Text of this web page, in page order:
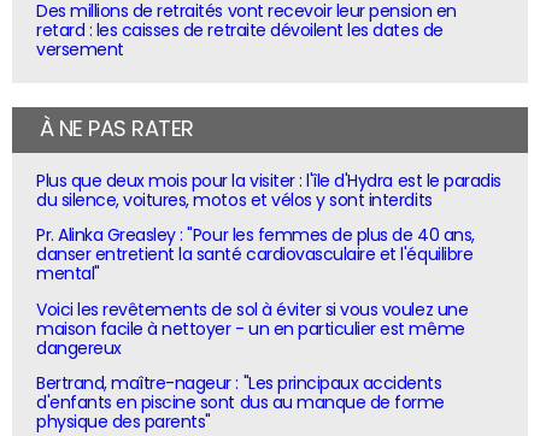
Des millions de retraités vont recevoir leur pension en
retard : les caisses de retraite dévoilent les dates de
versement
À NE PAS RATER
Plus que deux mois pour la visiter : l'île d'Hydra est le paradis
du silence, voitures, motos et vélos y sont interdits
Pr. Alinka Greasley : "Pour les femmes de plus de 40 ans,
danser entretient la santé cardiovasculaire et l'équilibre
mental"
Voici les revêtements de sol à éviter si vous voulez une
maison facile à nettoyer - un en particulier est même
dangereux
Bertrand, maître-nageur : "Les principaux accidents
d'enfants en piscine sont dus au manque de forme
physique des parents"